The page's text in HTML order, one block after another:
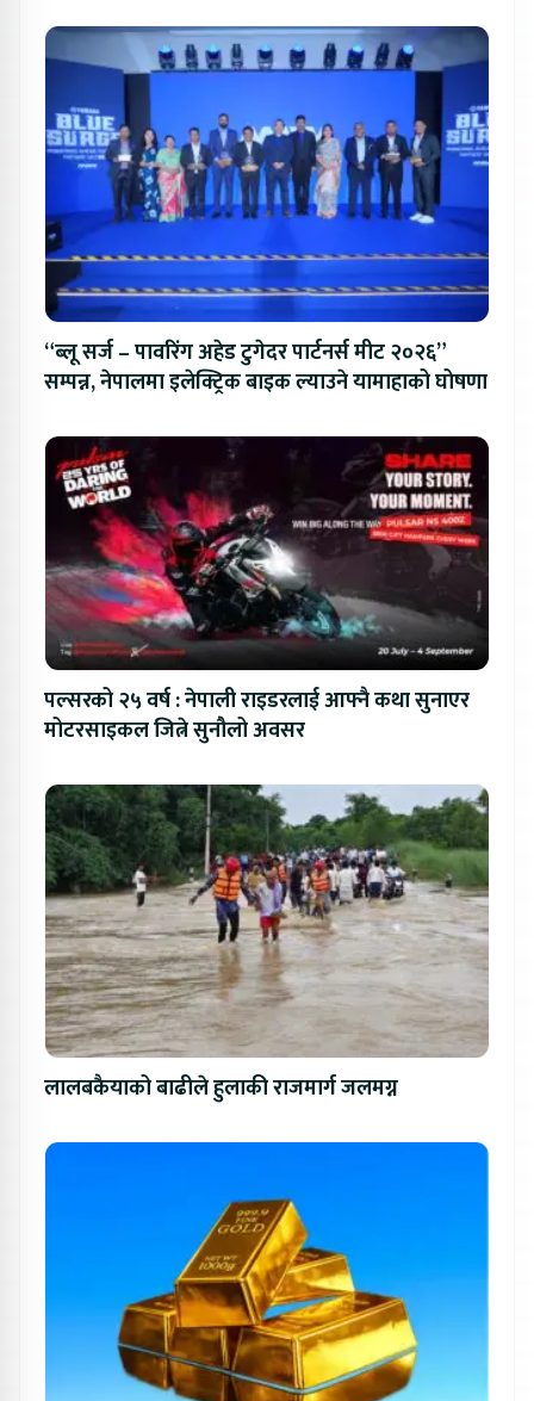
“ब्लू सर्ज – पावरिंग अहेड टुगेदर पार्टनर्स मीट २०२६”
सम्पन्न, नेपालमा इलेक्ट्रिक बाइक ल्याउने यामाहाको घोषणा
पल्सरको २५ वर्ष : नेपाली राइडरलाई आफ्नै कथा सुनाएर
मोटरसाइकल जित्ने सुनौलो अवसर
लालबकैयाको बाढीले हुलाकी राजमार्ग जलमग्न